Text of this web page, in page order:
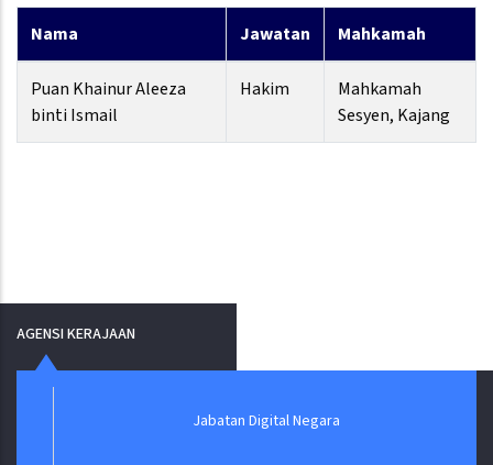
Nama Jawatan Mahkamah
Puan Khainur Aleeza
binti Ismail
Hakim
Mahkamah
Sesyen, Kajang
AGENSI KERAJAAN